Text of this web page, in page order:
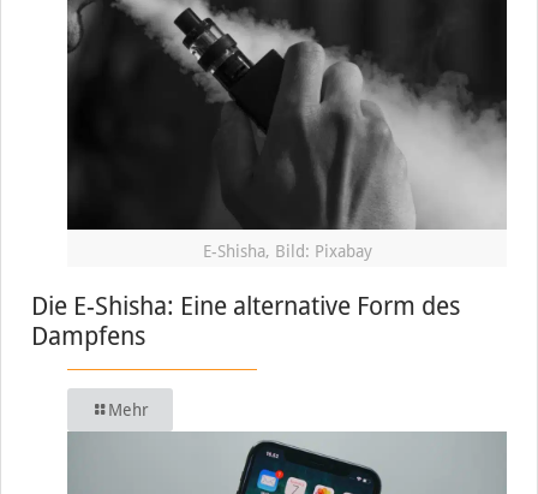
E-Shisha, Bild: Pixabay
Die E-Shisha: Eine alternative Form des
Dampfens
Mehr